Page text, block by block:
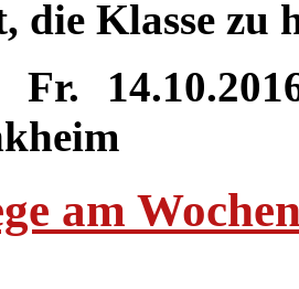
die Klasse zu
Fr.
am